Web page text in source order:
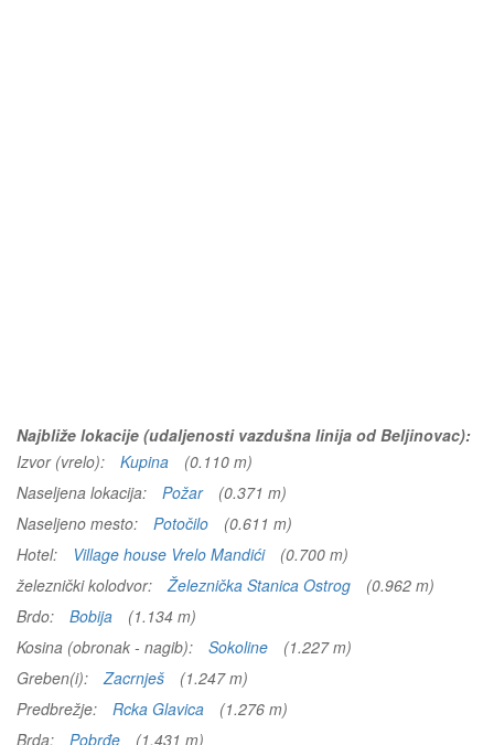
Najbliže lokacije (udaljenosti vazdušna linija od Beljinovac):
Izvor (vrelo):
Kupina
(0.110 m)
Naseljena lokacija:
Požar
(0.371 m)
Naseljeno mesto:
Potočilo
(0.611 m)
Hotel:
Village house Vrelo Mandići
(0.700 m)
železnički kolodvor:
Železnička Stanica Ostrog
(0.962 m)
Brdo:
Bobija
(1.134 m)
Kosina (obronak - nagib):
Sokoline
(1.227 m)
Greben(i):
Zacrnješ
(1.247 m)
Predbrežje:
Rcka Glavica
(1.276 m)
Brda:
Pobrđe (1.431 m)